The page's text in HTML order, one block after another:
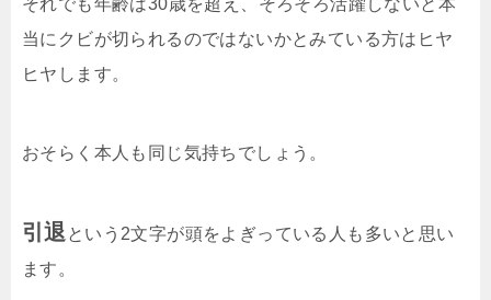
それでも年齢は30歳を超え、そろそろ活躍しないと本
当にクビが切られるのではないかとみている方はヒヤ
ヒヤします。
おそらく本人も同じ気持ちでしょう。
引退 という2文字が頭をよぎっている人も多いと思い
ます。